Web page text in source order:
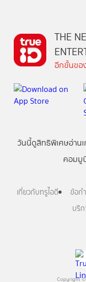
Copyright ©
THE
อีกขั้นขอ
วันนี้ดูสิทธิพิเศษอ่าน
คอมมู
เกี่ยวกับทรูไอดี ข้อก
บริก